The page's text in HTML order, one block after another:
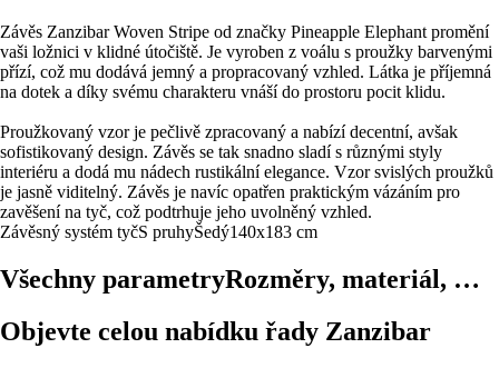
Závěs Zanzibar Woven Stripe od značky Pineapple Elephant promění
vaši ložnici v klidné útočiště. Je vyroben z voálu s proužky barvenými
přízí, což mu dodává jemný a propracovaný vzhled. Látka je příjemná
na dotek a díky svému charakteru vnáší do prostoru pocit klidu.
Proužkovaný vzor je pečlivě zpracovaný a nabízí decentní, avšak
sofistikovaný design. Závěs se tak snadno sladí s různými styly
interiéru a dodá mu nádech rustikální elegance. Vzor svislých proužků
je jasně viditelný. Závěs je navíc opatřen praktickým vázáním pro
zavěšení na tyč, což podtrhuje jeho uvolněný vzhled.
Závěsný systém tyčS pruhyŠedý140x183 cm
Všechny parametryRozměry, materiál, …
Objevte celou nabídku řady Zanzibar